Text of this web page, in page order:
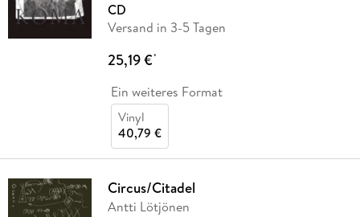
CD
Versand in 3-5 Tagen
25,19 €*
Ein weiteres Format
Vinyl
40,79 €
Circus/Citadel
Antti Lötjönen